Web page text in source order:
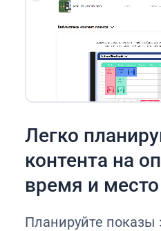
Легко
контента на
время и место
Планируйте показы